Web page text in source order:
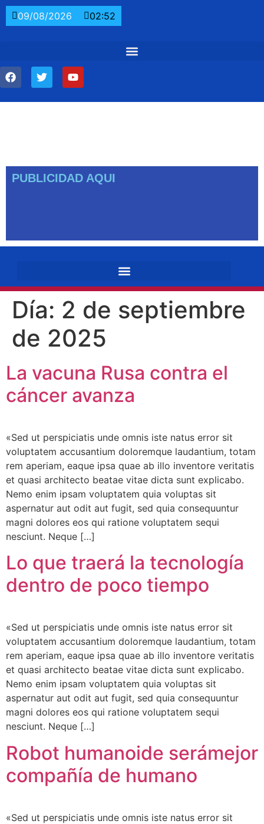
09/08/2026 02:52
PUBLICIDAD AQUI
Día: 2 de septiembre
de 2025
La vacuna Rusa contra el
cáncer avanza
«Sed ut perspiciatis unde omnis iste natus error sit
voluptatem accusantium doloremque laudantium, totam
rem aperiam, eaque ipsa quae ab illo inventore veritatis
et quasi architecto beatae vitae dicta sunt explicabo.
Nemo enim ipsam voluptatem quia voluptas sit
aspernatur aut odit aut fugit, sed quia consequuntur
magni dolores eos qui ratione voluptatem sequi
nesciunt. Neque […]
Lo que traerá la tecnología
dentro de poco tiempo
«Sed ut perspiciatis unde omnis iste natus error sit
voluptatem accusantium doloremque laudantium, totam
rem aperiam, eaque ipsa quae ab illo inventore veritatis
et quasi architecto beatae vitae dicta sunt explicabo.
Nemo enim ipsam voluptatem quia voluptas sit
aspernatur aut odit aut fugit, sed quia consequuntur
magni dolores eos qui ratione voluptatem sequi
nesciunt. Neque […]
Robot humanoide serámejor
compañía de humano
«Sed ut perspiciatis unde omnis iste natus error sit